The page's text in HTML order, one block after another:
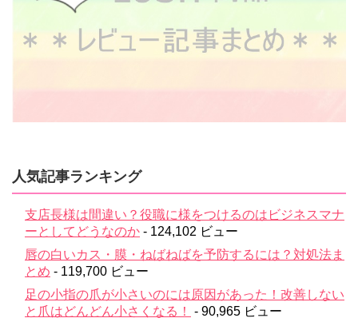
人気記事ランキング
支店長様は間違い？役職に様をつけるのはビジネスマナ
ーとしてどうなのか - 124,102 ビュー
唇の白いカス・膜・ねばねばを予防するには？対処法ま
とめ - 119,700 ビュー
足の小指の爪が小さいのには原因があった！改善しない
と爪はどんどん小さくなる！
- 90,965 ビュー